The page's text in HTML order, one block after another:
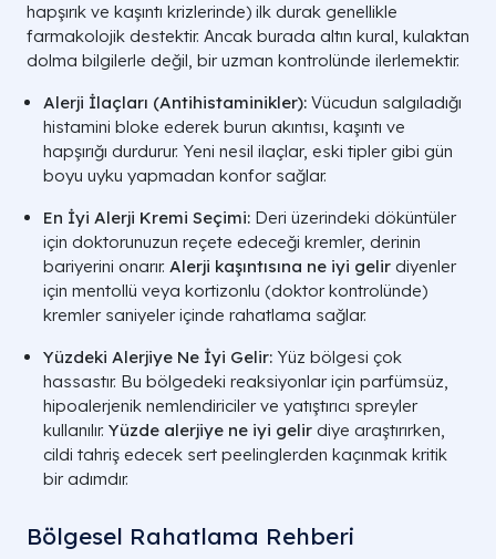
hapşırık ve kaşıntı krizlerinde) ilk durak genellikle
farmakolojik destektir. Ancak burada altın kural, kulaktan
dolma bilgilerle değil, bir uzman kontrolünde ilerlemektir.
Alerji İlaçları (Antihistaminikler): Vücudun salgıladığı
histamini bloke ederek burun akıntısı, kaşıntı ve
hapşırığı durdurur. Yeni nesil ilaçlar, eski tipler gibi gün
boyu uyku yapmadan konfor sağlar.
En İyi Alerji Kremi Seçimi: Deri üzerindeki döküntüler
için doktorunuzun reçete edeceği kremler, derinin
bariyerini onarır. Alerji kaşıntısına ne iyi gelir diyenler
için mentollü veya kortizonlu (doktor kontrolünde)
kremler saniyeler içinde rahatlama sağlar.
Yüzdeki Alerjiye Ne İyi Gelir: Yüz bölgesi çok
hassastır. Bu bölgedeki reaksiyonlar için parfümsüz,
hipoalerjenik nemlendiriciler ve yatıştırıcı spreyler
kullanılır. Yüzde alerjiye ne iyi gelir diye araştırırken,
cildi tahriş edecek sert peelinglerden kaçınmak kritik
bir adımdır.
Bölgesel Rahatlama Rehberi